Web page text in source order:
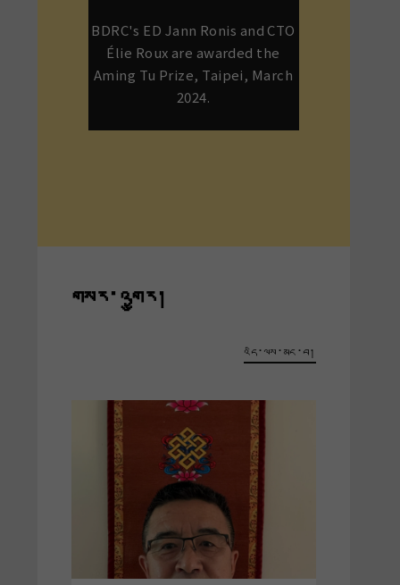
BDRC's ED Jann Ronis and CTO
Élie Roux are awarded the
Aming Tu Prize, Taipei, March
2024.
གསར་འགྱུར།
འདི་ལས་མང་བ།